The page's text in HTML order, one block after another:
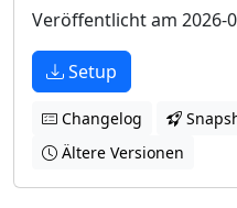
Veröffentlicht am 2026-
Setup
Changelog
Ältere Versionen